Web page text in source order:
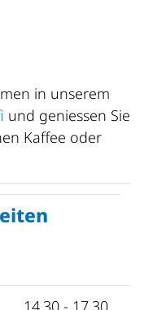
in unserem
und geniessen Sie
Kaffee oder
14.30 - 17.30